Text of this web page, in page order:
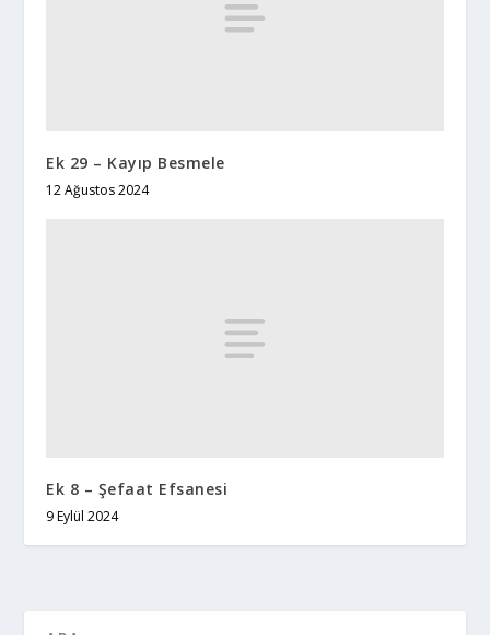
Ek 29 – Kayıp Besmele
12 Ağustos 2024
Ek 8 – Şefaat Efsanesi
9 Eylül 2024